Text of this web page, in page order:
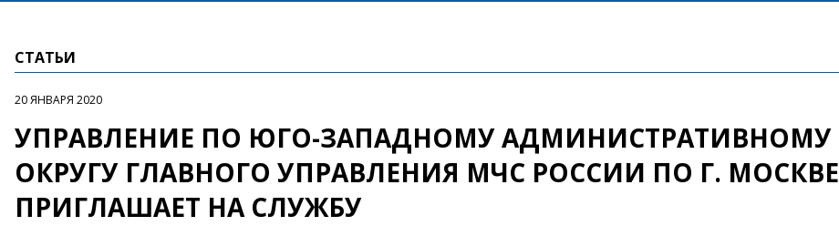
СТАТЬИ
20 ЯНВАРЯ 2020
УПРАВЛЕНИЕ ПО ЮГО-ЗАПАДНОМУ АДМИНИСТРАТИВНОМУ
ОКРУГУ ГЛАВНОГО УПРАВЛЕНИЯ МЧС РОССИИ ПО Г. МОСКВЕ
ПРИГЛАШАЕТ НА СЛУЖБУ